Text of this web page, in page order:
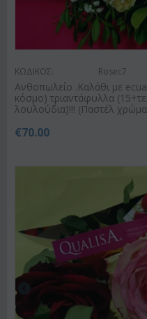
ΚΩΔΙΚΟΣ: Rosec7
Ανθοπωλείο .Καλάθι με
κόσμο) τριαντάφυλλα
λουλούδια)!!! (Παστέλ
€70.00